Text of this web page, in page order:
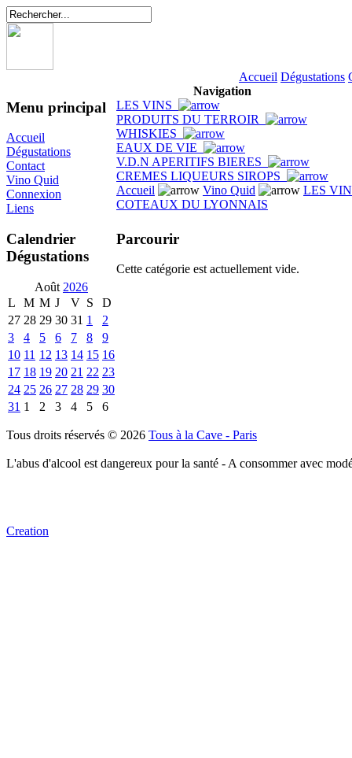
Accueil Dégustations
Menu principal
Accueil
Dégustations
Contact
Vino Quid
Connexion
Liens
Calendrier
Dégustations
Août 2026
L
M M J V S
D
27 28 29 30 31 1
2
3
4 5 6 7 8
9
10 11 12 13 14 15 16
17 18 19 20 21 22 23
24 25 26 27 28 29 30
31 1 2 3 4 5 6
Navigation
LES VINS
PRODUITS DU TERROIR
WHISKIES
EAUX DE VIE
V.D.N APERITIFS BIERES
CREMES LIQUEURS SIROPS
Accueil
Vino Quid
LES
COTEAUX DU LYONNAIS
Parcourir
Cette catégorie est actuellement vide.
Tous droits réservés © 2026 Tous à la Cave - Paris
L'abus d'alcool est dangereux pour la santé - A consommer avec
Creation